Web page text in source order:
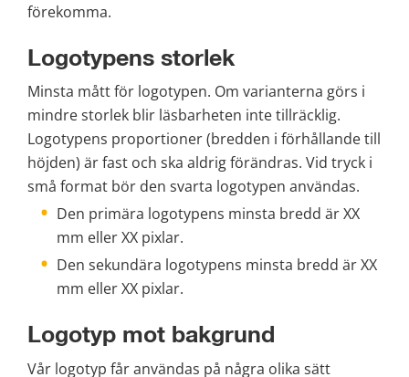
förekomma.
Logotypens storlek
Minsta mått för logotypen. Om varianterna görs i
mindre storlek blir läsbarheten inte tillräcklig.
Logotypens proportioner (bredden i förhållande till
höjden) är fast och ska aldrig förändras. Vid tryck i
små format bör den svarta logotypen användas.
Den primära logotypens minsta bredd är XX
mm eller XX pixlar.
Den sekundära logotypens minsta bredd är XX
mm eller XX pixlar.
Logotyp mot bakgrund
Vår logotyp får användas på några olika sätt